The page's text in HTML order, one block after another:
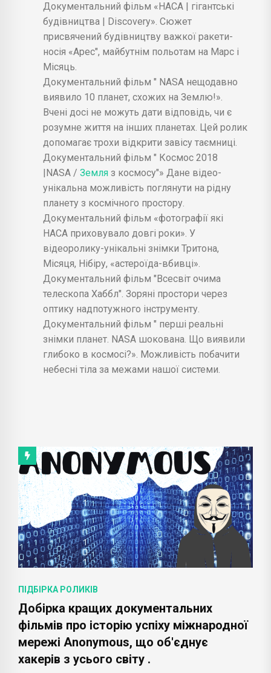
Космосе? - Hubble
Документальний фільм «НАСА | гігантські
будівництва | Discovery». Сюжет
присвячений будівництву важкої ракети-
носія «Арес", майбутнім польотам на Марс і
Місяць.
Документальний фільм " NASA нещодавно
виявило 10 планет, схожих на Землю!».
Вчені досі не можуть дати відповідь, чи є
розумне життя на інших планетах. Цей ролик
допомагає трохи відкрити завісу таємниці.
Документальний фільм " Космос 2018
|NASA / Земля з космосу"» Дане відео-
унікальна можливість поглянути на рідну
планету з космічного простору.
Документальний фільм «фотографії які
НАСА приховувало довгі роки». У
відеоролику-унікальні знімки Тритона,
Місяця, Нібіру, «астероїда-вбивці».
Документальний фільм "Всесвіт очима
телескопа Хаббл". Зоряні простори через
оптику надпотужного інструменту.
Документальний фільм " перші реальні
знімки планет. NASA шокована. Що виявили
глибоко в космосі?». Можливість побачити
небесні тіла за межами нашої системи.
ПІДБІРКА РОЛИКІВ
Добірка кращих документальних
фільмів про історію успіху міжнародної
мережі Anonymous, що об'єднує
хакерів з усього світу .